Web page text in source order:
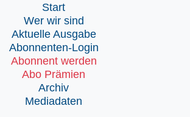
Start
Wer wir sind
Aktuelle Ausgabe
Abonnenten-Login
Abonnent werden
Abo Prämien
Archiv
Mediadaten